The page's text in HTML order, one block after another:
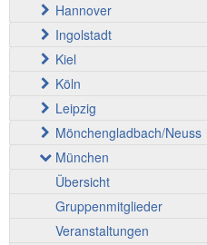
Hannover
Ingolstadt
Kiel
Köln
Leipzig
Mönchengladbach/Neuss
München
Übersicht
Gruppenmitglieder
Veranstaltungen